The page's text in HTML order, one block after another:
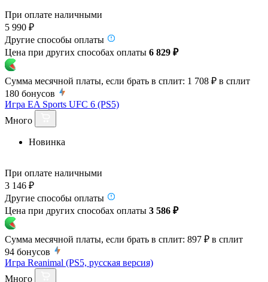
При оплате наличными
5 990 ₽
Другие способы оплаты
Цена при других способах оплаты 6 829 ₽
Сумма месячной платы, если брать в сплит: 1 708 ₽ в сплит
180 бонусов
Игра EA Sports UFC 6 (PS5)
Много
Новинка
При оплате наличными
3 146 ₽
Другие способы оплаты
Цена при других способах оплаты 3 586 ₽
Сумма месячной платы, если брать в сплит: 897 ₽ в сплит
94 бонусов
Игра Reanimal (PS5, русская версия)
Много